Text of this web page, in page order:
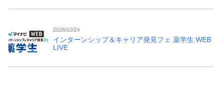
2026/10/24
インターンシップ＆キャリア発見フェ 薬学生 WEB
LIVE